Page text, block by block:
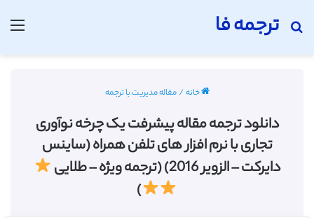
ترجمه فا
جستجو برای
خانه/مقاله مدیریت با ترجمه
دانلود ترجمه مقاله پیشرفت یک چرخه نوآوری
تجاری با نرم افزار های تلفن همراه (ساینس
دایرکت – الزویر 2016) (ترجمه ویژه – طلایی
)